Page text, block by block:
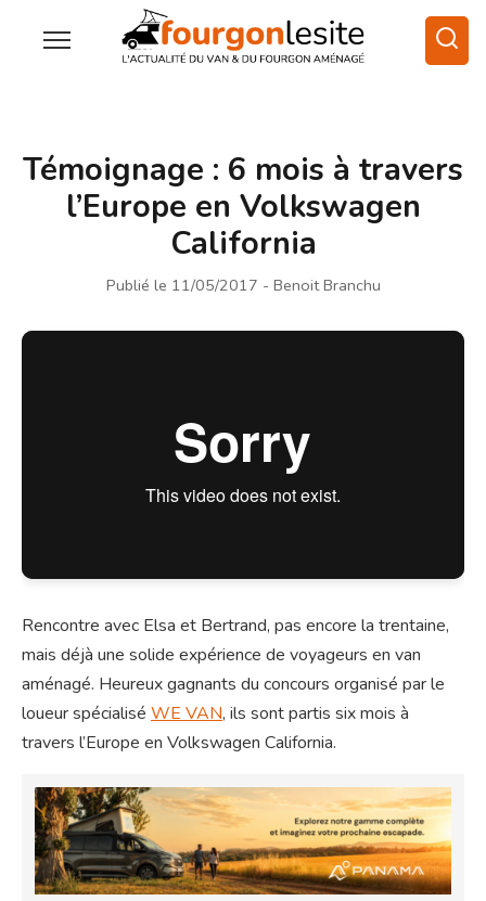
Témoignage : 6 mois à travers
l’Europe en Volkswagen
California
Publié le 11/05/2017 - Benoit Branchu
Rencontre avec Elsa et Bertrand, pas encore la trentaine,
mais déjà une solide expérience de voyageurs en van
aménagé. Heureux gagnants du concours organisé par le
loueur spécialisé WE VAN, ils sont partis six mois à
travers l’Europe en Volkswagen California.